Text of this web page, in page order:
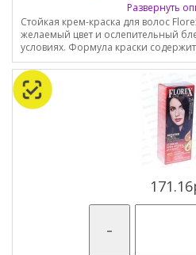
Развернуть
Стойкая крем-краска для волос
желаемый цвет и ослепительный
условиях. Формула краски содержит
-